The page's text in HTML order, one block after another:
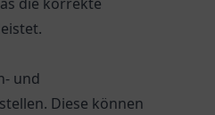
und
Diese können